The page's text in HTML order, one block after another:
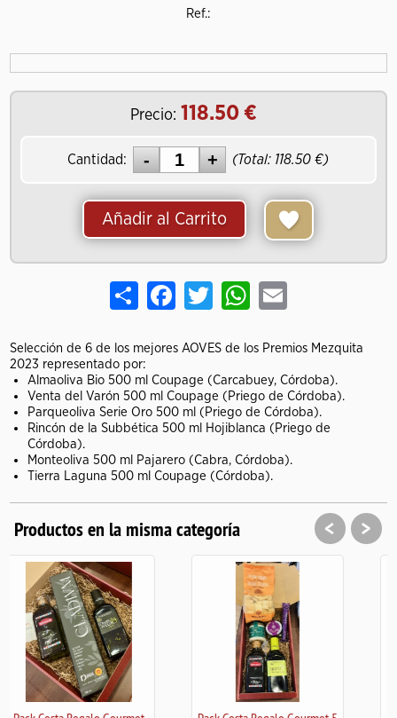
Ref.:
Precio: 118.50
Cantidad: (Total: 118.50 )
Añadir al Carrito
ShareFacebook
TwitterWhatsApp
Email
Selección de 6 de los mejores AOVES de los Premios Mezquita
2023 representado por:
Almaoliva Bio 500 ml Coupage (Carcabuey, Córdoba).
Venta del Varón 500 ml Coupage (Priego de Córdoba).
Parqueoliva Serie Oro 500 ml (Priego de Córdoba).
Rincón de la Subbética 500 ml Hojiblanca (Priego de
Córdoba).
Monteoliva 500 ml Pajarero (Cabra, Córdoba).
Tierra Laguna 500 ml Coupage (Córdoba).
Productos en la misma categoría < >